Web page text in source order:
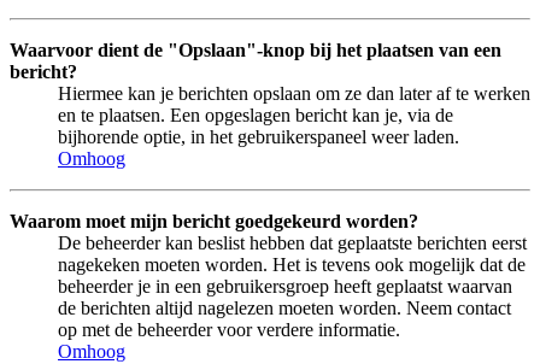
Waarvoor dient de "Opslaan"-knop bij het plaatsen van een
bericht?
Hiermee kan je berichten opslaan om ze dan later af te werken
en te plaatsen. Een opgeslagen bericht kan je, via de
bijhorende optie, in het gebruikerspaneel weer laden.
Omhoog
Waarom moet mijn bericht goedgekeurd worden?
De beheerder kan beslist hebben dat geplaatste berichten eerst
nagekeken moeten worden. Het is tevens ook mogelijk dat de
beheerder je in een gebruikersgroep heeft geplaatst waarvan
de berichten altijd nagelezen moeten worden. Neem contact
op met de beheerder voor verdere informatie.
Omhoog